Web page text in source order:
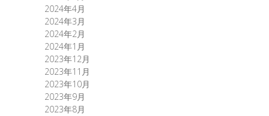
2024年4月
2024年3月
2024年2月
2024年1月
2023年12月
2023年11月
2023年10月
2023年9月
2023年8月